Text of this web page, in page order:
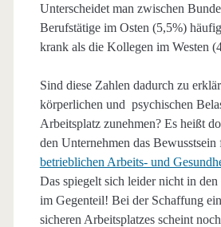
Unterscheidet man zwischen
Berufstätige im Osten (5,5%)
krank als die Kollegen im Westen
Sind diese Zahlen dadurch zu
körperlichen und psychischen
Arbeitsplatz zunehmen? Es heißt
den Unternehmen das Bewusstsein
betrieblichen Arbeits- und
Das spiegelt sich leider nicht in
im Gegenteil! Bei der Schaffung
sicheren Arbeitsplatzes scheint